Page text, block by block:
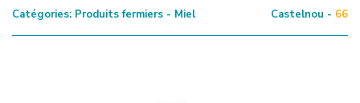
Catégories: Produits fermiers - Miel Castelnou - 66